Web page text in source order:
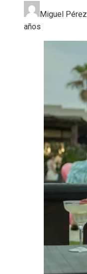
Miguel Pérez
años